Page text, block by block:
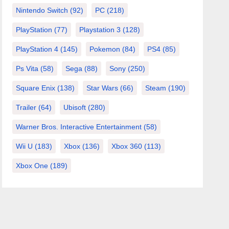
Nintendo Switch (92) PC (218)
PlayStation (77) Playstation 3 (128)
PlayStation 4 (145) Pokemon (84) PS4 (85)
Ps Vita (58) Sega (88) Sony (250)
Square Enix (138) Star Wars (66) Steam (190)
Trailer (64) Ubisoft (280)
Warner Bros. Interactive Entertainment (58)
Wii U (183) Xbox (136) Xbox 360 (113)
Xbox One (189)